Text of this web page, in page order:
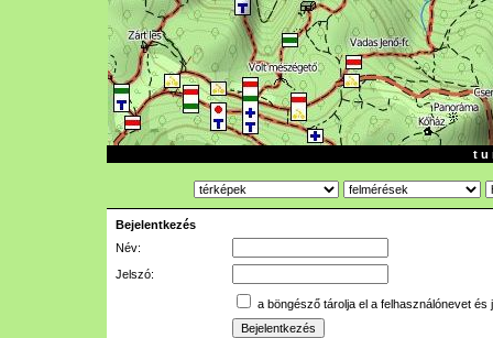
t u
Bejelentkezés
Név:
Jelszó:
a böngésző tárolja el a felhasználónevet és